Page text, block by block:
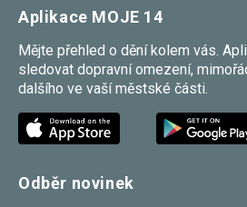
Aplikace MOJE 14
Mějte přehled o dění kolem vás.
sledovat dopravní omezení,
dalšího ve vaší městské části.
Odběr novinek